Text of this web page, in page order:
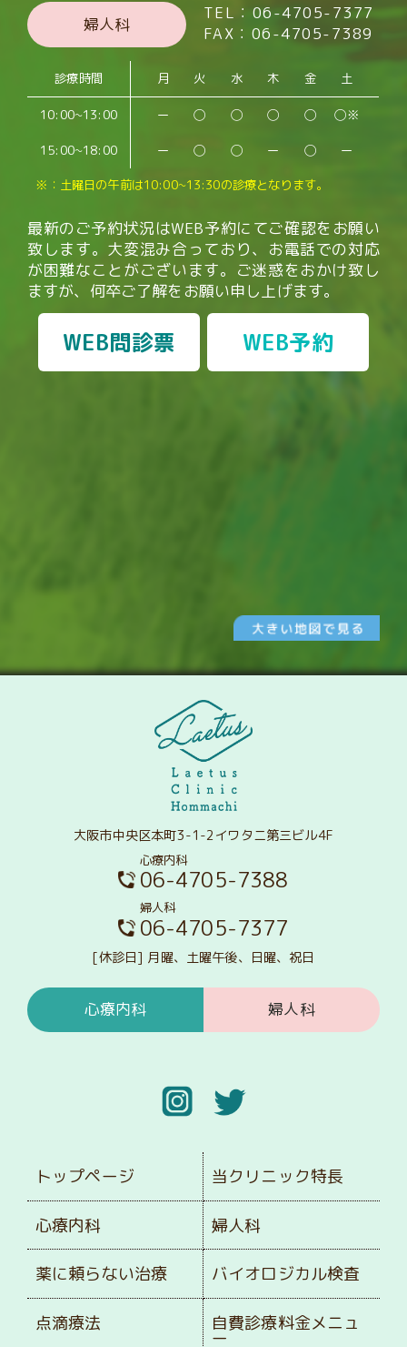
婦人科
TEL：06-4705-7377
FAX：06-4705-7389
診療時間 月 火 水 木 金 土
10:00~13:00 ー ◯ ◯ ◯ ◯ ◯※
15:00~18:00 ー ◯ ◯ ー ◯ ー
※：土曜日の午前は10:00~13:30の診療となります。
最新のご予約状況はWEB予約にてご確認をお願い
致します。 大変混み合っており、お電話での対応
が困難なことがございます。
ご迷惑をおかけ致し
ますが、何卒ご了解をお願い申し上げます。
WEB問診票 WEB予約
大阪市中央区本町3-1-2イワタニ第三ビル4F
心療内科
06-4705-7388
婦人科
06-4705-7377
[休診日] 月曜、土曜午後、日曜、祝日
心療内科 婦人科
トップページ 当クリニック特長
心療内科 婦人科
薬に頼らない治療 バイオロジカル検査
点滴療法 自費診療料金メニュ
ー